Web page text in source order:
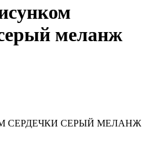
меланж
СЕРДЕЧКИ СЕРЫЙ МЕЛАНЖ